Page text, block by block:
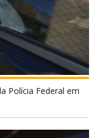
Polícia Federal em